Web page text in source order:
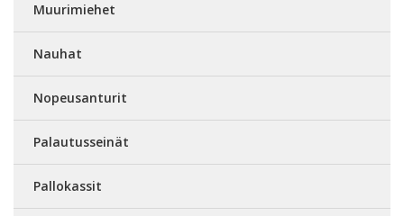
Muurimiehet
Nauhat
Nopeusanturit
Palautusseinät
Pallokassit